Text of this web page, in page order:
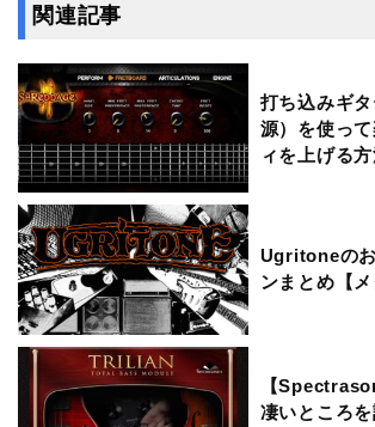
関連記事
打ち込みギ
源）を使っ
ィを上げる
Ugritoneの
ンまとめ【メ
【
凄いところ